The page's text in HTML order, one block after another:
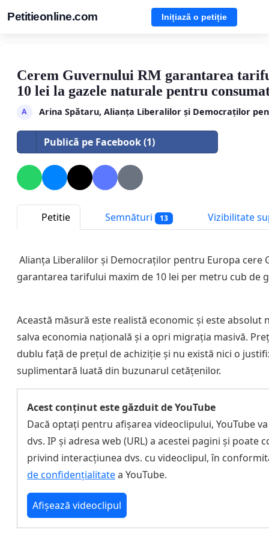
Petitieonline.com Inițiază o petiție
Cerem Guvernului RM garantarea
10 lei la gazele naturale pentru
A Arina Spătaru, Alianța Liberalilor și Democraților
Publică pe Facebook (1)
Petitie Semnături 13 Vizibilitate
Alianța Liberalilor și Democraților pentru Europa cere
garantarea tarifului maxim de 10 lei per metru cub de
Această măsură este realistă economic și este absolut
salva economia națională și a opri migrația masivă.
dublu față de prețul de achiziție și nu există nici o
suplimentară luată din buzunarul cetățenilor.
Acest conținut este găzduit de YouTube
Dacă optați pentru afișarea videoclipului, YouTube
dvs. IP și adresa web (URL) a acestei pagini și poate
privind interacțiunea dvs. cu videoclipul, în
de confidențialitatea YouTube.
Afișează videoclipul